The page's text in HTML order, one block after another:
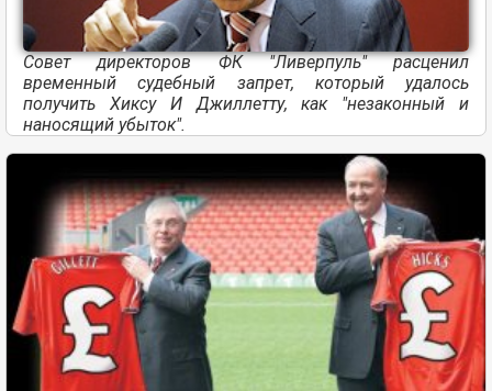
Совет директоров ФК "Ливерпуль" расценил
временный судебный запрет, который удалось
получить Хиксу И Джиллетту, как "незаконный и
наносящий убыток".